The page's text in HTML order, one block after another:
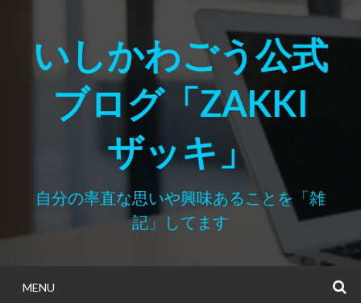
contentいしかわごう公式
ブログ「ZAKKI
ザッキ」
自分の率直な思いや興味あることを「雑
記」してます
MENU